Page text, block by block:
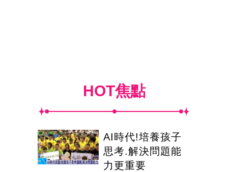
HOT焦點
AI時代!培養孩子
思考.解決問題能
力更重要